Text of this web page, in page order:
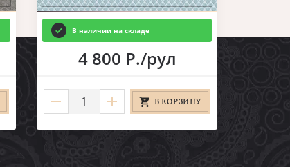
В наличии на складе
4 800 Р./рул
В КОРЗИНУ